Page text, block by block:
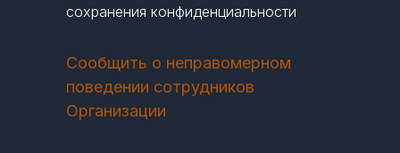
Сообщить о неправомерном
поведении сотрудников
Организации
сохранения конфиденциальности